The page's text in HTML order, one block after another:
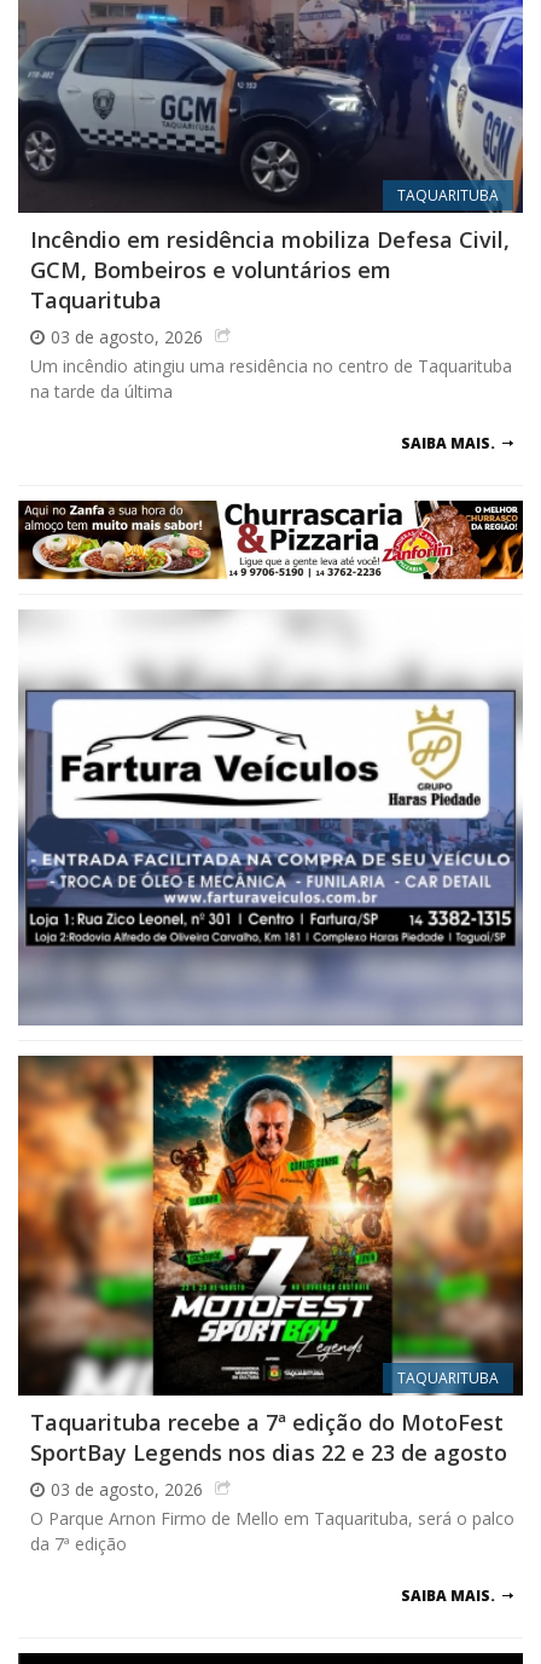
TAQUARITUBA
Incêndio em residência mobiliza Defesa Civil,
GCM, Bombeiros e voluntários em
Taquarituba
03 de agosto, 2026
Um incêndio atingiu uma residência no centro de Taquarituba
na tarde da última
SAIBA MAIS.
TAQUARITUBA
Taquarituba recebe a 7ª edição do MotoFest
SportBay Legends nos dias 22 e 23 de agosto
03 de agosto, 2026
O Parque Arnon Firmo de Mello em Taquarituba, será o palco
da 7ª edição
SAIBA MAIS.